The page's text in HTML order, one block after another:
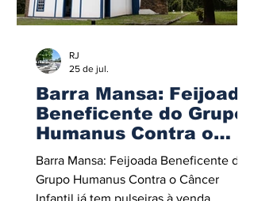
Barra Mansa: Feijoada
Beneficente do Grupo
Humanus Contra o
Câncer Infantil já tem
pulseiras à venda
Barra Mansa: Feijoada Beneficente do
Grupo Humanus Contra o Câncer
Infantil já tem pulseiras à venda
RJ
25 de jul.